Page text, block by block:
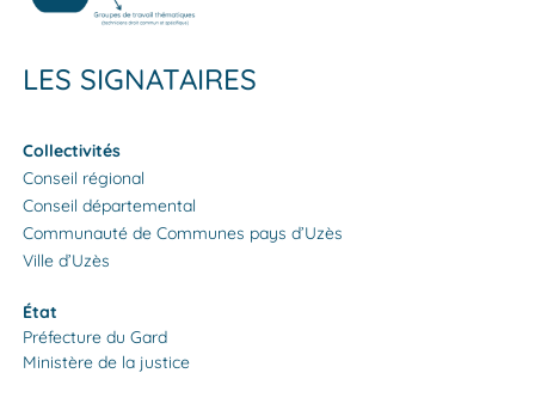
LES SIGNATAIRES
Collectivités
Conseil régional
Conseil départemental
Communauté de Communes pays d’Uzès
Ville d’Uzès
État
Préfecture du Gard
Ministère de la justice